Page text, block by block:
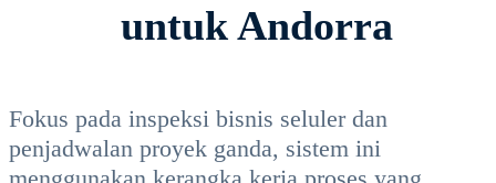
untuk Andorra
Fokus pada inspeksi bisnis seluler dan
penjadwalan proyek ganda, sistem ini